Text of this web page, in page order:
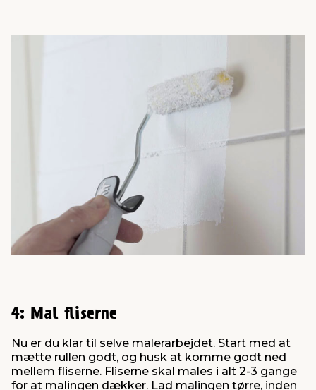
4: Mal fliserne
Nu er du klar til selve malerarbejdet. Start med at
mætte rullen godt, og husk at komme godt ned
mellem fliserne. Fliserne skal males i alt 2-3 gange
for at malingen dækker. Lad malingen tørre, inden